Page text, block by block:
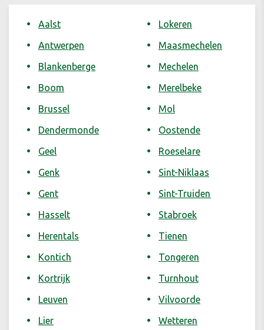
Aalst
Antwerpen
Blankenberge
Boom
Brussel
Dendermonde
Geel
Genk
Gent
Hasselt
Herentals
Kontich
Kortrijk
Leuven
Lier
Lokeren
Maasmechelen
Mechelen
Merelbeke
Mol
Oostende
Roeselare
Sint-Niklaas
Sint-Truiden
Stabroek
Tienen
Tongeren
Turnhout
Vilvoorde
Wetteren